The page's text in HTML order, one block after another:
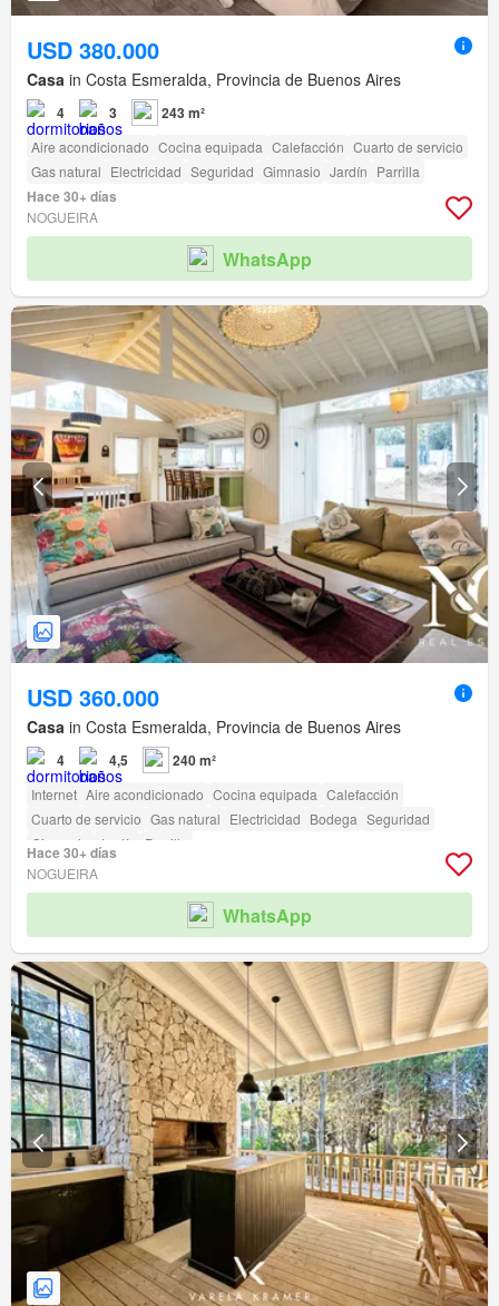
USD 380.000
Casa in Costa Esmeralda, Provincia de Buenos Aires
4 3 243 m²
Aire acondicionado Cocina equipada Calefacción Cuarto de servicio
Gas natural Electricidad Seguridad Gimnasio Jardín Parrilla
Hace 30+ días
NOGUEIRA
WhatsApp
USD 360.000
Casa in Costa Esmeralda, Provincia de Buenos Aires
4 4,5 240 m²
Internet Aire acondicionado Cocina equipada Calefacción
Cuarto de servicio Gas natural Electricidad Bodega Seguridad
Gimnasio
Jardín Parrilla
Hace 30+ días
NOGUEIRA
WhatsApp